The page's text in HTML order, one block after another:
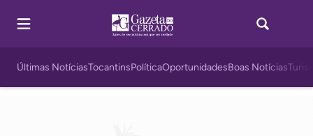
Últimas NotíciasTocantinsPolíticaOportunidadesBoas Notícias